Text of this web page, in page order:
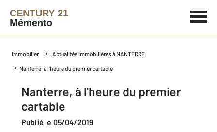
CENTURY 21
Mémento
Immobilier Actualités immobilières à NANTERRE
Nanterre, à l'heure du premier cartable
Nanterre, à l'heure du premier
cartable
Publié le 05/04/2019